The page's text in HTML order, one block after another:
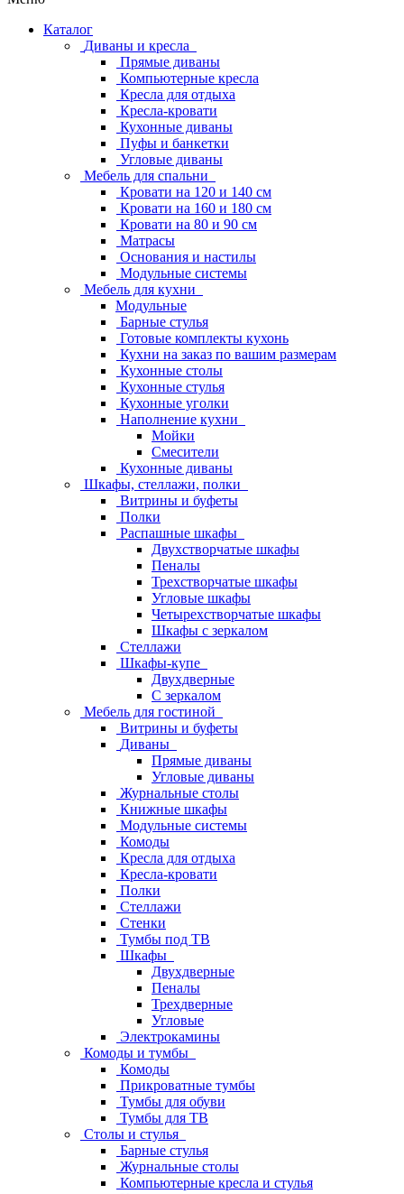
Каталог
Диваны и кресла
Прямые диваны
Компьютерные кресла
Кресла для отдыха
Кресла-кровати
Кухонные диваны
Пуфы и банкетки
Угловые диваны
Мебель для спальни
Кровати на 120 и 140 см
Кровати на 160 и 180 см
Кровати на 80 и 90 см
Матрасы
Основания и настилы
Модульные системы
Мебель для кухни
Модульные
Барные стулья
Готовые комплекты кухонь
Кухни на заказ по вашим размерам
Кухонные столы
Кухонные стулья
Кухонные уголки
Наполнение кухни
Мойки
Смесители
Кухонные диваны
Шкафы, стеллажи, полки
Витрины и буфеты
Полки
Распашные шкафы
Двухстворчатые шкафы
Пеналы
Трехстворчатые шкафы
Угловые шкафы
Четырехстворчатые шкафы
Шкафы с зеркалом
Стеллажи
Шкафы-купе
Двухдверные
С зеркалом
Мебель для гостиной
Витрины и буфеты
Диваны
Прямые диваны
Угловые диваны
Журнальные столы
Книжные шкафы
Модульные системы
Комоды
Кресла для отдыха
Кресла-кровати
Полки
Стеллажи
Стенки
Тумбы под ТВ
Шкафы
Двухдверные
Пеналы
Трехдверные
Угловые
Электрокамины
Комоды и тумбы
Комоды
Прикроватные тумбы
Тумбы для обуви
Тумбы для ТВ
Столы и стулья
Барные стулья
Журнальные столы
Компьютерные кресла и стулья